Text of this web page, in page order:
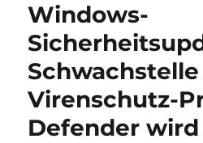
Windows-
Virenschutz-
Defender